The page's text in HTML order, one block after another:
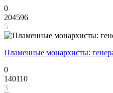
0
204596
5
Пламенные монархисты:
0
140110
3